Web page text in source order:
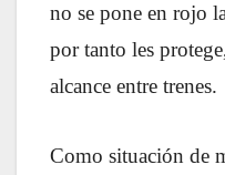
no se pone en rojo
por tanto les
alcance entre trenes.
Como situación de